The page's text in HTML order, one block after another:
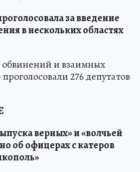
за введение
в нескольких областях
обвинений и взаимных
276 депутатов
верных» и «волчьей
об офицерах с катеров